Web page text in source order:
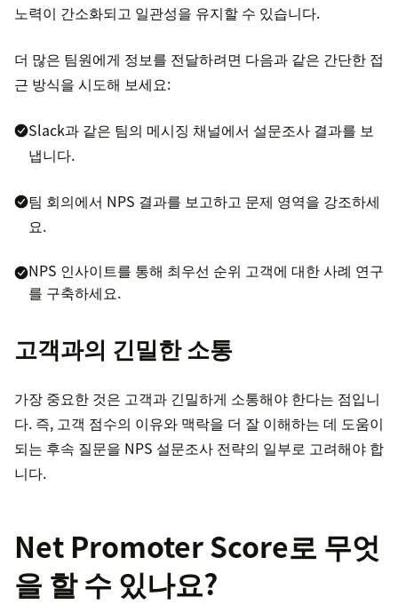
노력이 간소화되고 일관성을 유지할 수 있습니다.
더 많은 팀원에게 정보를 전달하려면 다음과 같은 간단한 접
근 방식을 시도해 보세요:
Slack과 같은 팀의 메시징 채널에서 설문조사 결과를 보
냅니다.
팀 회의에서 NPS 결과를 보고하고 문제 영역을 강조하세
요.
NPS 인사이트를 통해 최우선 순위 고객에 대한 사례 연구
를 구축하세요.
고객과의 긴밀한 소통
가장 중요한 것은 고객과 긴밀하게 소통해야 한다는 점입니
다. 즉, 고객 점수의 이유와 맥락을 더 잘 이해하는 데 도움이
되는 후속 질문을 NPS 설문조사 전략의 일부로 고려해야 합
니다.
Net Promoter Score로 무엇
을 할 수 있나요?